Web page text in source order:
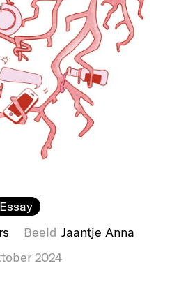
Essay
Beeld Jaantje Anna
2024